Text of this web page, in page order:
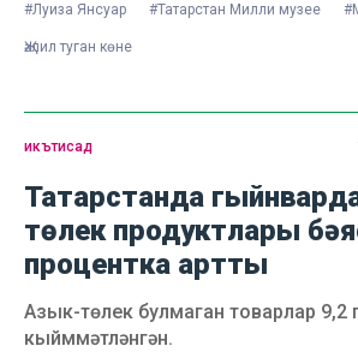
#Луиза Янсуар #Татарстан Милли музее
Җәлил туган көне
икътисад
Татарстанда
төлек продуктлары
процентка артты
Азык-төлек булмаган товарлар 9,2
кыйммәтләнгән.